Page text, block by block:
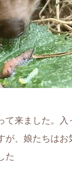
て来ました。
、娘たちは
た